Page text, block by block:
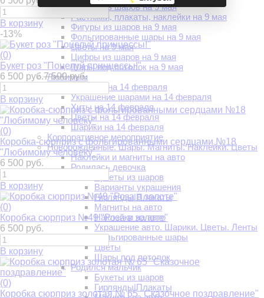
Букеты из шаров на 9 мая
Растяжки, плакаты, наклейки на 9 мая
Фигуры из шаров на 9 мая
Фольгированные шары на 9 мая
Цветы на 9 мая
Цифры из шаров на 9 мая
Шары под потолок на 9 мая
Любимым
Подарки на 14 февраля
Украшение шарами на 14 февраля
Хиты на 14 февраля
Цветы на 14 февраля
Шарики на 14 февраля
Корпоративное мероприятие
Новорожденные. Шары. Магниты. Наклейки. Цветы
Наклейки и магниты на авто
Родилась девочка
Букеты из шаров
Варианты украшения
Гирлянды|Плакаты
Магниты на авто
Наклейки на авто
Украшение авто. Шарики. Цветы. Ленты
Фольгированные шары
Цветы
Шары под потолок
Родился мальчик
Букеты из шаров
Гирлянды|Плакаты
В корзину
-13%
(0)
Букет роз "Поцелуй принцессы!"
6 500 руб.7 500 руб.
В корзину
(0)
Коробка-сюрприз с фольгированными сердцами №18
"Любимому человеку"
6 500 руб.
В корзину
(0)
Коробка сюрприз №49 "Роза в золоте"
6 500 руб.
В корзину
(0)
Коробка сюрприз золотая № 65 "Сказочное поздравление"